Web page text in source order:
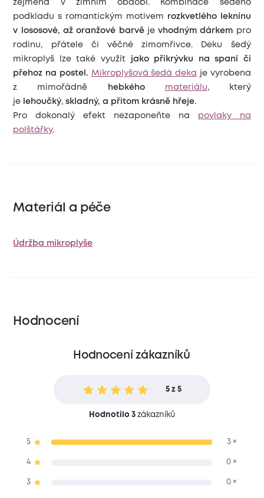
zejména v zimním období. Kombinace šedého
podkladu s romantickým motivem rozkvetlého leknínu
v lososové, až oranžové barvějevhodným dárkem pro
rodinu, přátele či věčné zimomřivce. Deku šedý
mikroplyš lze také využít
jako přikrývku na spaní či
přehoz na postel. Mikroplyšová šedá deka
je vyrobena
z mimořádně
hebkého materiálu, který
je
lehoučký,skladný, a přitom krásně hřeje.
Pro dokonalý efekt nezaponeňte na
povlaky na
polštářky.
Materiál a péče
Údržba mikroplyše
Hodnocení
Hodnocení zákazníků
5 z 5
Hodnotilo 3zákazníků
5 3 ×
4 0 ×
3 0 ×